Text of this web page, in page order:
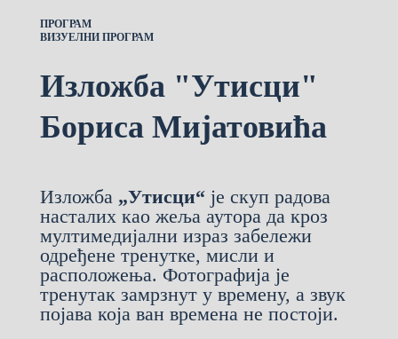
ПРОГРАМ
ВИЗУЕЛНИ ПРОГРАМ
Изложба "Утисци"
Бориса Мијатовића
Изложба „Утисци“је скуп радова
насталих као жеља аутора да кроз
мултимедијални израз забележи
одређене тренутке, мисли и
расположења. Фотографија је
тренутак замрзнут у времену, а звук
појава која ван времена не постоји.